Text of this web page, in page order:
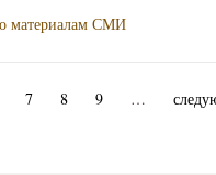
материалам СМИ
7 8 9 …